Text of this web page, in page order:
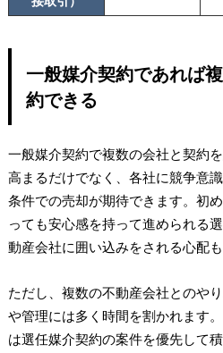
一般媒介契約であれば
約できる
一般媒介契約で複数の会社と契約
高まる だけでなく、各社に競争意
条件での売却が期待できます。初
っても安心感を持って進められる
動産会社に囲い込みをされる心配も
ただし、複数の不動産会社とのや
や管理には多く時間を割かれます
は選任媒介契約の案件を優先して